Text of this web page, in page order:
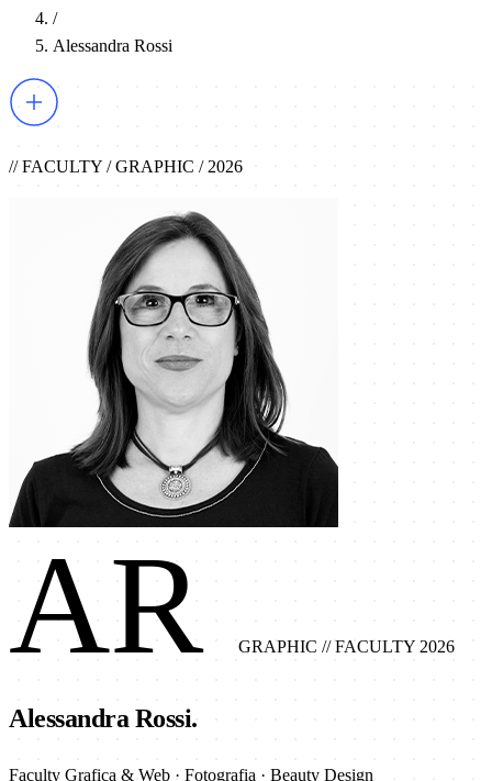
/
Alessandra Rossi
// FACULTY / GRAPHIC / 2026
AR GRAPHIC // FACULTY 2026
Alessandra Rossi.
Faculty Grafica & Web · Fotografia · Beauty Design